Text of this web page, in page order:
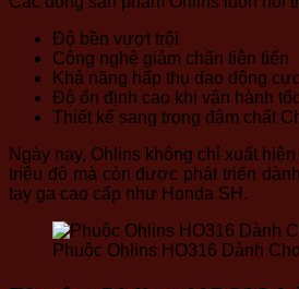
Độ bền vượt trội
Công nghệ giảm chấn tiên tiến
Khả năng hấp thụ dao động
Độ ổn định cao khi vận hành
Thiết kế sang trọng đậm chất
Ngày nay, Ohlins không chỉ xuất
triệu đô mà còn được phát triển
tay ga cao cấp như Honda SH.
Phuộc Ohlins HO316 Dành